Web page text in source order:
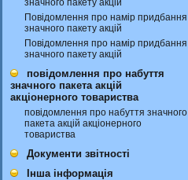
значного пакету акцій
Повідомлення про намір придбання
значного пакету акцій
Повідомлення про намір придбання
значного пакету акцій
повідомлення про набуття
значного пакета акцій
акціонерного товариства
повідомлення про набуття значного
пакета акцій акціонерного
товариства
Документи звітності
Інша інформація